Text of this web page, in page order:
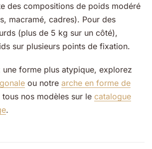
des compositions de poids modéré
macramé, cadres). Pour des
(plus de 5 kg sur un côté),
sur plusieurs points de fixation.
une forme plus atypique, explorez
ou notre arche en forme de
nos modèles sur le catalogue
.